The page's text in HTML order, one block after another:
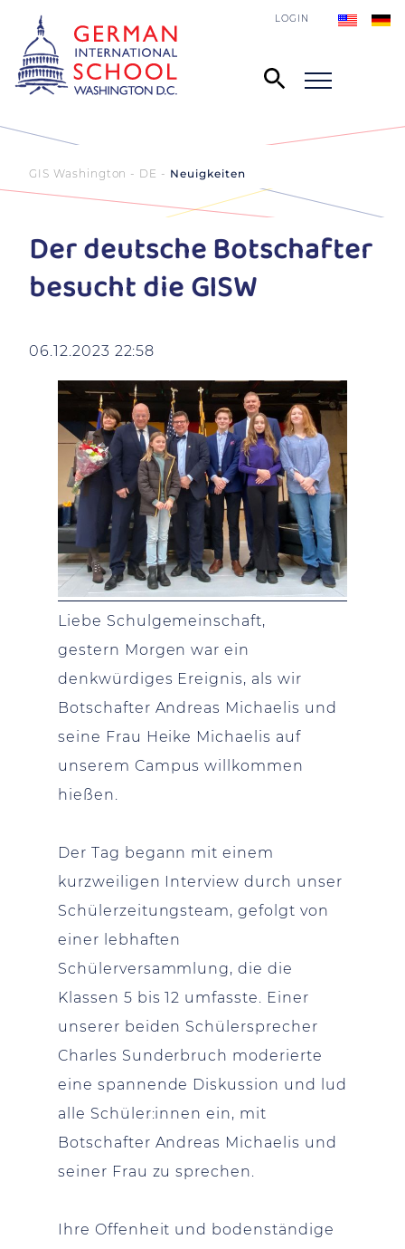
LOGIN
GIS Washington - DE Neuigkeiten
Der deutsche Botschafter
besucht die GISW
06.12.2023 22:58
Liebe Schulgemeinschaft,
gestern Morgen war ein
denkwürdiges Ereignis, als wir
Botschafter Andreas Michaelis und
seine Frau Heike Michaelis auf
unserem Campus willkommen
hießen.
Der Tag begann mit einem
kurzweiligen Interview durch unser
Schülerzeitungsteam, gefolgt von
einer lebhaften
Schülerversammlung, die die
Klassen 5 bis 12 umfasste. Einer
unserer beiden Schülersprecher
Charles Sunderbruch moderierte
eine spannende Diskussion und lud
alle Schüler:innen ein, mit
Botschafter Andreas Michaelis und
seiner Frau zu sprechen.
Ihre Offenheit und bodenständige